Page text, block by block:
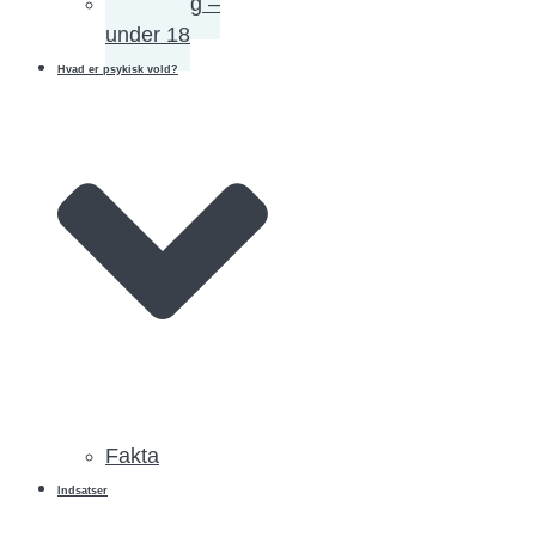
under 18
Hvad er psykisk vold?
Fakta
Indsatser